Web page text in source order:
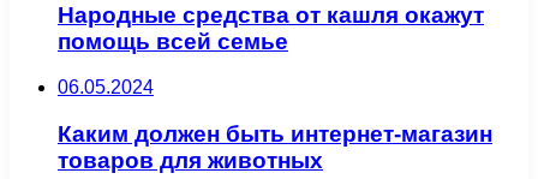
Народные средства от кашля окажут
помощь всей семье
06.05.2024
Каким должен быть интернет-магазин
товаров для животных